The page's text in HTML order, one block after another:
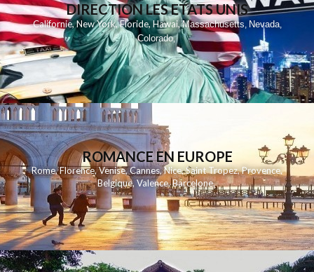
DIRECTION LES ETATS UNIS
Californie,New York,Floride,Hawai,Massachusetts, Nevada,
Colorado,
ROMANCE EN EUROPE
Rome,Florence,Venise,Cannes,Nice,Saint Tropez,Provence,
Belgique,Valence,Barcelone,